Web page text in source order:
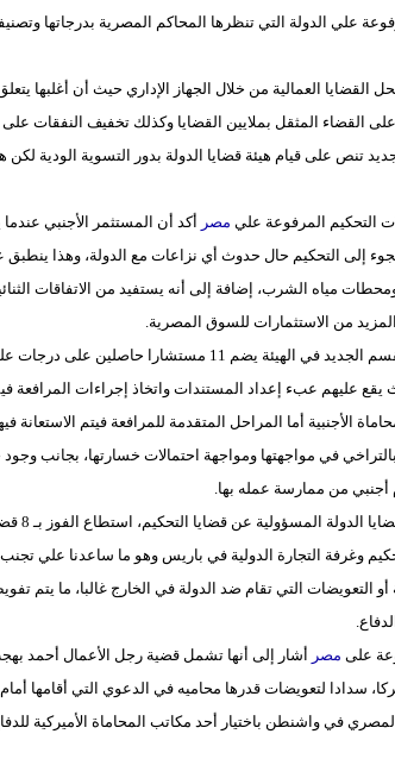
القضايا العمالية من خلال الجهاز الإداري حيث أن أغلبها
القضاء المثقل بملايين القضايا وكذلك تخفيف النفقات
الجديد تنص على قيام هيئة قضايا الدولة بدور التسوية
التحكيم المرفوعة علي مصر أكد أن المستثمر الأجنبي عندما
إلى التحكيم حال حدوث أي نزاعات مع الدولة، وهذا
مياه الشرب، إضافة إلى أنه يستفيد من الاتفاقات
من الاستثمارات للسوق المصرية.
وأضاف رئيس الهيئة أن القسم الجديد في الهيئة
يقع عليهم عبء إعداد المستندات واتخاذ إجراءات
الأجنبية أما المراحل المتقدمة للمرافعة فيتم
في مواجهتها ومواجهة احتمالات خسارتها، بجانب
أجنبي من ممارسة عمله بها.
وأوضح
وغرفة التجارة الدولية في باريس وهو ما ساعدنا علي تجنب تعويضات بقيمة
التعويضات التي تقام ضد الدولة في الخارج غالبا، ما يتم
على مصر أشار إلى أنها تشمل قضية رجل الأعمال أحمد
في واشنطن باختيار أحد مكاتب المحاماة الأميركية